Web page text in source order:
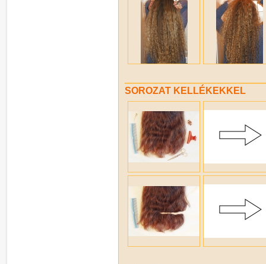
SOROZAT KELLÉKEKKEL